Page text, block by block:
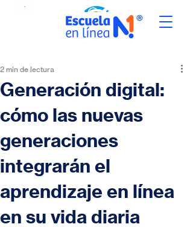
Generación digital:
cómo las nuevas
generaciones
integrarán el
aprendizaje en línea
en su vida diaria
2 min de lectura